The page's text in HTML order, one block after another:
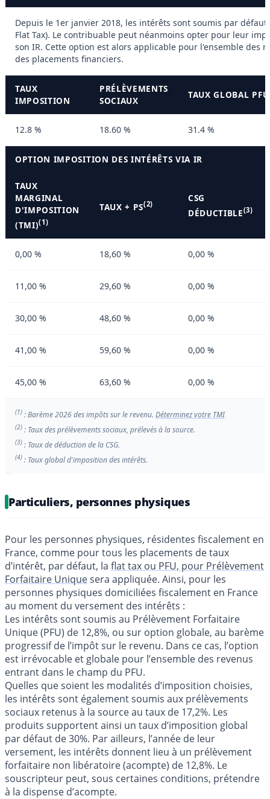
Depuis le 1er janvier 2018, les intérêts sont soumis par défaut
Flat Tax). Le contribuable peut néanmoins opter pour leur
son IR. Cette option est alors applicable pour l'ensemble des
des placements financiers.
TAUX
IMPOSITION
PRÉLÈVEMENTS
SOCIAUX
TAUX GLOBAL
12.8 % 18.60 % 31.4 %
OPTION IMPOSITION DES INTÉRÊTS VIA IR
TAUX
MARGINAL
D'IMPOSITION
(TMI)(1)
TAUX + PS(2)
CSG
DÉDUCTIBLE(3)
0,00 % 18,60 % 0,00 %
11,00 % 29,60 % 0,00 %
30,00 % 48,60 % 0,00 %
41,00 % 59,60 % 0,00 %
45,00 % 63,60 % 0,00 %
(1) : Barème 2026 des impôts sur le revenu. Déterminez votre TMI
(2) : Taux des prélèvements sociaux, prélevés à la source.
(3) : Taux de déduction de la CSG.
(4) : Taux global d'imposition des intérêts.
Particuliers, personnes physiques
Pour les personnes physiques, résidentes fiscalement en
France, comme pour tous les placements de taux
d’intérêt, par défaut, la flat tax ou PFU, pour Prélèvement
Forfaitaire Uniquesera appliquée. Ainsi, pour les
personnes physiques domiciliées fiscalement en France
au moment du versement des intérêts :
Les intérêts sont soumis au Prélèvement Forfaitaire
Unique (PFU) de 12,8%, ou sur option globale, au barème
progressif de l’impôt sur le revenu. Dans ce cas, l’option
est irrévocable et globale pour l’ensemble des revenus
entrant dans le champ du PFU.
Quelles que soient les modalités d’imposition choisies,
les intérêts sont également soumis aux prélèvements
sociaux retenus à la source au taux de 17,2%. Les
produits supportent ainsi un taux d’imposition global
par défaut de 30%. Par ailleurs, l’année de leur
versement, les intérêts donnent lieu à un prélèvement
forfaitaire non libératoire (acompte) de 12,8%. Le
souscripteur peut, sous certaines conditions, prétendre
à la dispense d’acompte.